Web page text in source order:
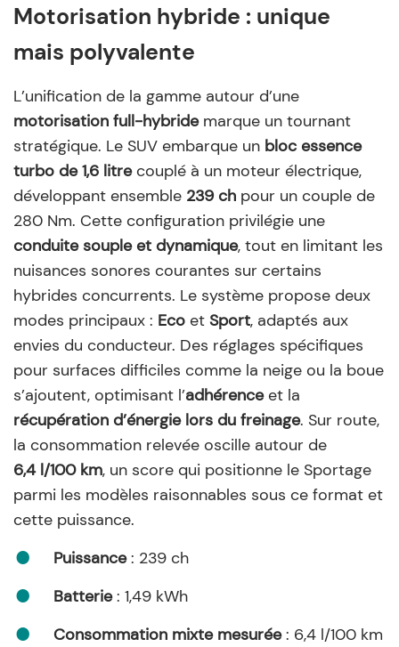
Motorisation hybride : unique
mais polyvalente
L’unification de la gamme autour d’une
motorisation full-hybridemarque un tournant
stratégique. Le SUV embarque un bloc essence
turbo de 1,6 litrecouplé à un moteur électrique,
développant ensemble 239 ch pour un couple de
280 Nm. Cette configuration privilégie une
conduite souple et dynamique, tout en limitant les
nuisances sonores courantes sur certains
hybrides concurrents. Le système propose deux
modes principaux : Eco et Sport, adaptés aux
envies du conducteur. Des réglages spécifiques
pour surfaces difficiles comme la neige ou la boue
s’ajoutent, optimisant l’adhérenceet la
récupération d’énergie lors du freinage. Sur route,
la consommation relevée oscille autour de
6,4 l/100 km, un score qui positionne le Sportage
parmi les modèles raisonnables sous ce format et
cette puissance.
Puissance: 239 ch
Batterie: 1,49 kWh
Consommation mixte mesurée: 6,4 l/100 km